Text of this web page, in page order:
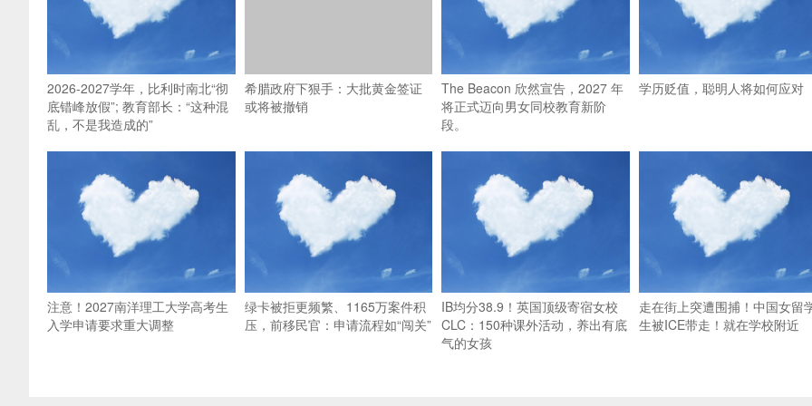
2026-2027学年，比利时南北“彻
底错峰放假”; 教育部长：“这种混
乱，不是我造成的”
希腊政府下狠手：大批黄金签证
或将被撤销
The Beacon 欣然宣告，2027 年
将正式迈向男女同校教育新阶
段。
学历贬值，聪明人将如何应对
注意！2027南洋理工大学高考生
入学申请要求重大调整
绿卡被拒更频繁、1165万案件积
压，前移民官：申请流程如“闯关”
IB均分38.9！英国顶级寄宿女校
CLC：150种课外活动，养出有底
气的女孩
走在街上突遭围捕！中国女留
生被ICE带走！就在学校附近